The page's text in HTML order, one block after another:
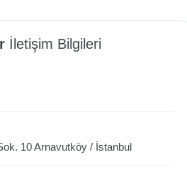
İletişim Bilgileri
10Arnavutköy / İstanbul